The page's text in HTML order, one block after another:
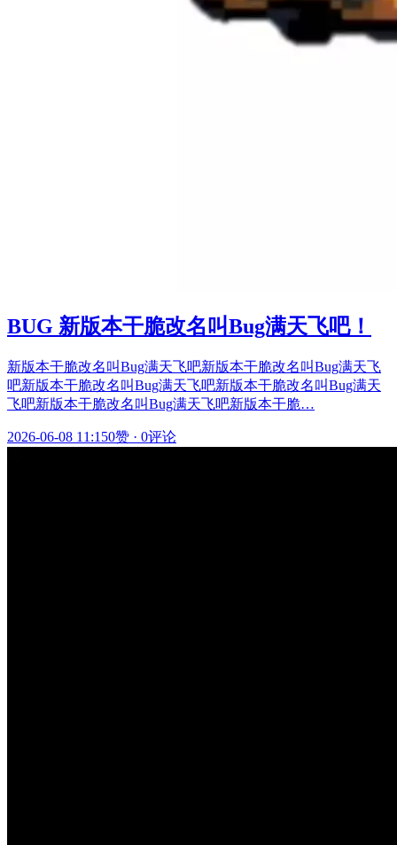
BUG 新版本干脆改名叫Bug满天飞吧！
新版本干脆改名叫Bug满天飞吧新版本干脆改名叫Bug满天飞
吧新版本干脆改名叫Bug满天飞吧新版本干脆改名叫Bug满天
飞吧新版本干脆改名叫Bug满天飞吧新版本干脆…
2026-06-08 11:150赞 · 0评论